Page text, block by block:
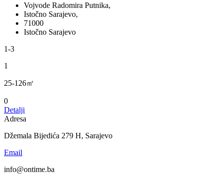
Vojvode Radomira Putnika,
Istočno Sarajevo,
71000
Istočno Sarajevo
1-3
1
25-126㎡
0
Detalji
Adresa
Džemala Bijedića 279 H, Sarajevo
Email
info@ontime.ba